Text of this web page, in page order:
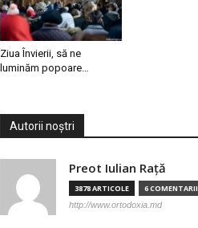
Ziua Învierii, să ne
luminăm popoare…
Autorii noștri
Preot Iulian Raţă
3878 ARTICOLE 6 COMENTARII
http://www.ortodoxia.md